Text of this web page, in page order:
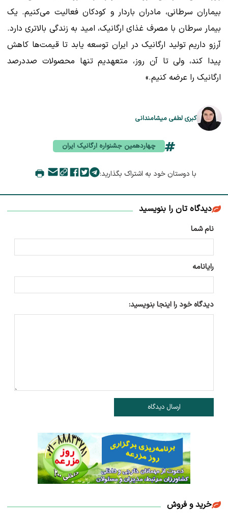
بیماران سرطانی، مادران باردار و کودکان فعالیت می‌کنیم. یک
بیمار سرطان با مصرف غذای ارگانیک، امید به زندگی بالاتری دارد.
آرزو داریم تولید ارگانیک در ایران توسعه یابد تا قیمت‌ها کاهش
پیدا کند، ولی تا آن روز، متعهدیم تنها محصولات صددرصد
ارگانیک را عرضه کنیم.»
کبری لطفی میشامندانی
چهاردهمین جشنواره ارگانیک ایران
با دوستان خود به اشتراک بگذارید:
دیدگاه تان را بنویسید
نام شما
رایانامه
دیدگاه خود را اینجا بنویسید:
ارسال دیدگاه
خرید و فروش